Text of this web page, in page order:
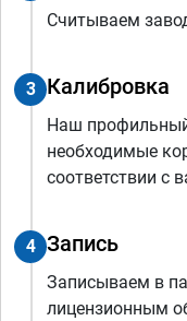
Считываем
3 Калибровка
Наш
необходимые
соответствии с
4 Запись
Записываем в
лицензионным